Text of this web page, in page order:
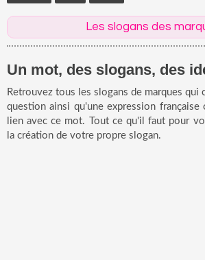
Les slogans des
Un mot, des slogans, des
Retrouvez tous les slogans de marques
question ainsi qu'une expression
lien avec ce mot. Tout ce qu'il faut pour
la création de votre propre slogan.